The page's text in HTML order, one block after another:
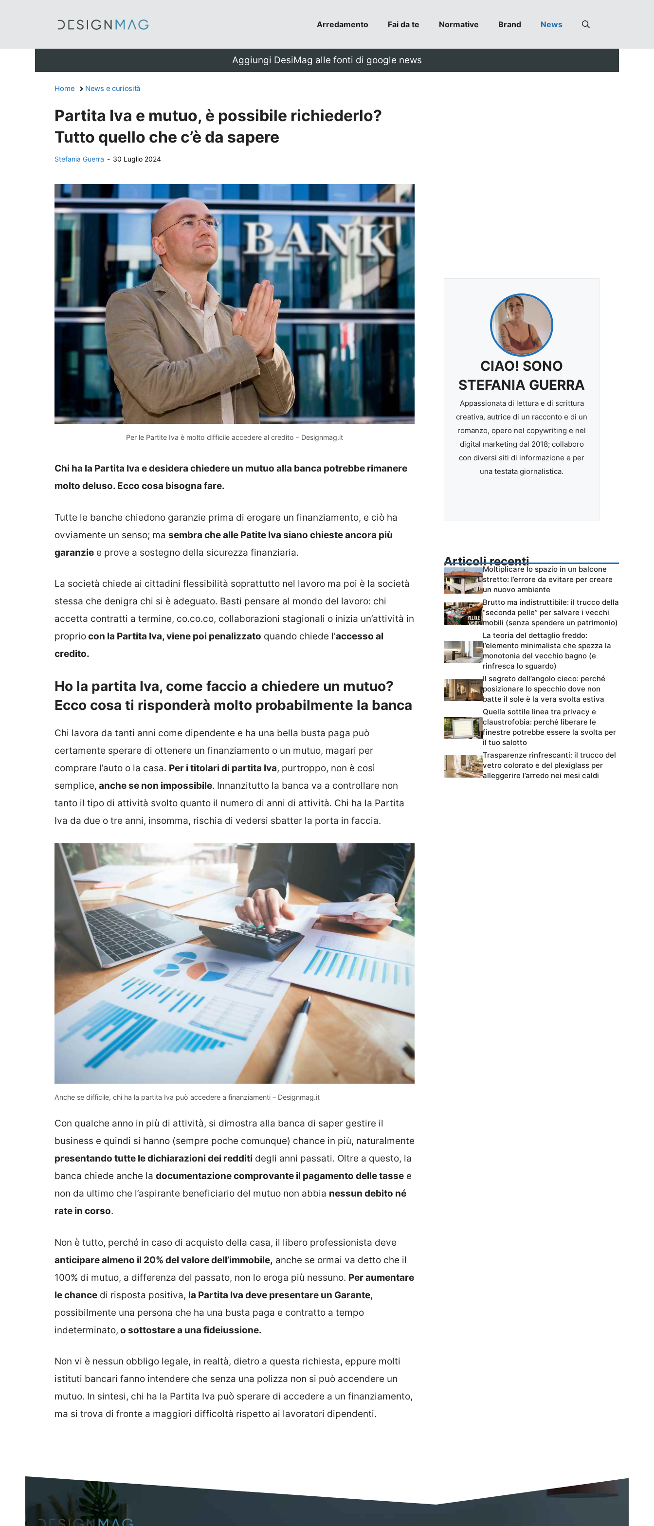
Arredamento Fai da te Normative Brand News
Aggiungi DesiMag alle fonti di google news
Home News e curiosità
Partita Iva e mutuo, è possibile richiederlo?
Tutto quello che c’è da sapere
Stefania Guerra - 30 Luglio 2024
Per le Partite Iva è molto difficile accedere al credito - Designmag.it
Chi ha la Partita Iva e desidera chiedere un mutuo alla banca potrebbe rimanere
molto deluso. Ecco cosa bisogna fare.
Tutte le banche chiedono garanzie prima di erogare un finanziamento, e ciò ha
ovviamente un senso; ma sembra che alle Patite Iva siano chieste ancora più
garanzie e prove a sostegno della sicurezza finanziaria.
La società chiede ai cittadini flessibilità soprattutto nel lavoro ma poi è la società
stessa che denigra chi si è adeguato. Basti pensare al mondo del lavoro: chi
accetta contratti a termine, co.co.co, collaborazioni stagionali o inizia un’attività in
propriocon la Partita Iva, viene poi penalizzato quando chiede l’accesso al
credito.
Ho la partita Iva, come faccio a chiedere un mutuo?
Ecco cosa ti risponderà molto probabilmente la banca
Chi lavora da tanti anni come dipendente e ha una bella busta paga può
certamente sperare di ottenere un finanziamento o un mutuo, magari per
comprare l’auto o la casa. Per i titolari di partita Iva, purtroppo, non è così
semplice, anche se non impossibile. Innanzitutto la banca va a controllare non
tanto il tipo di attività svolto quanto il numero di anni di attività. Chi ha la Partita
Iva da due o tre anni, insomma, rischia di vedersi sbatter la porta in faccia.
Anche se difficile, chi ha la partita Iva può accedere a finanziamenti – Designmag.it
Con qualche anno in più di attività, si dimostra alla banca di saper gestire il
business e quindi si hanno (sempre poche comunque) chance in più, naturalmente
presentando tutte le dichiarazioni dei redditi degli anni passati. Oltre a questo, la
banca chiede anche la documentazione comprovante il pagamento delle tasse e
non da ultimo che l’aspirante beneficiario del mutuo non abbia nessun debito né
rate in corso.
Non è tutto, perché in caso di acquisto della casa, il libero professionista deve
anticipare almeno il 20% del valore dell’immobile, anche se ormai va detto che il
100% di mutuo, a differenza del passato, non lo eroga più nessuno. Per aumentare
le chance di risposta positiva, la Partita Iva deve presentare un Garante,
possibilmente una persona che ha una busta paga e contratto a tempo
indeterminato, o sottostare a una fideiussione.
Non vi è nessun obbligo legale, in realtà, dietro a questa richiesta, eppure molti
istituti bancari fanno intendere che senza una polizza non si può accendere un
mutuo. In sintesi, chi ha la Partita Iva può sperare di accedere a un finanziamento,
ma si trova di fronte a maggiori difficoltà rispetto ai lavoratori dipendenti.
CIAO! SONO
STEFANIA GUERRA
Appassionata di lettura e di scrittura
creativa, autrice di un racconto e di un
romanzo, opero nel copywriting e nel
digital marketing dal 2018; collaboro
con diversi siti di informazione e per
una testata giornalistica.
Articoli recenti
Moltiplicare lo spazio in un balcone
stretto: l’errore da evitare per creare
un nuovo ambiente
Brutto ma indistruttibile: il trucco della
“seconda pelle” per salvare i vecchi
mobili (senza spendere un patrimonio)
La teoria del dettaglio freddo:
l’elemento minimalista che spezza la
monotonia del vecchio bagno (e
rinfresca lo sguardo)
Il segreto dell’angolo cieco: perché
posizionare lo specchio dove non
batte il sole è la vera svolta estiva
Quella sottile linea tra privacy e
claustrofobia: perché liberare le
finestre potrebbe essere la svolta per
il tuo salotto
Trasparenze rinfrescanti: il trucco del
vetro colorato e del plexiglass per
alleggerire l’arredo nei mesi caldi